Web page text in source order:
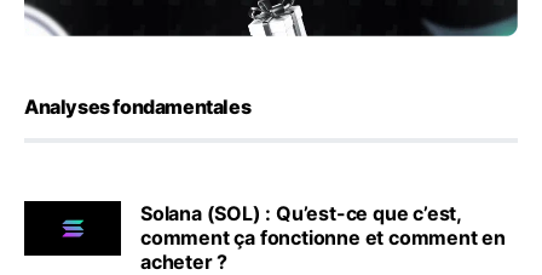
Analyses fondamentales
Solana (SOL) : Qu’est-ce que c’est,
comment ça fonctionne et comment en
acheter ?